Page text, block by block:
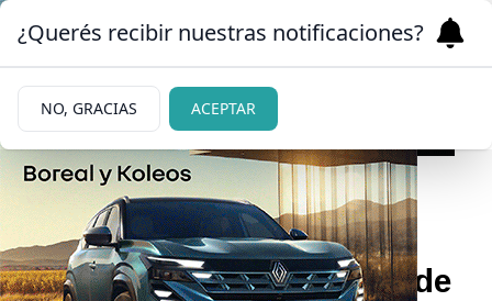
08/07/2026
Por el clima, el Concurso de
¿Querés recibir nuestras notificaciones?
NO, GRACIAS ACEPTAR